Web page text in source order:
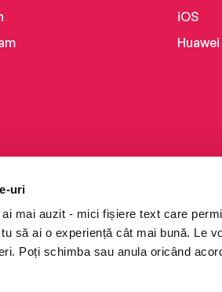
uri
mai auzit - mici fișiere text care
să ai o experiență cât mai bună. Le
Poți schimba sau anula oricând
iOS
Huawei